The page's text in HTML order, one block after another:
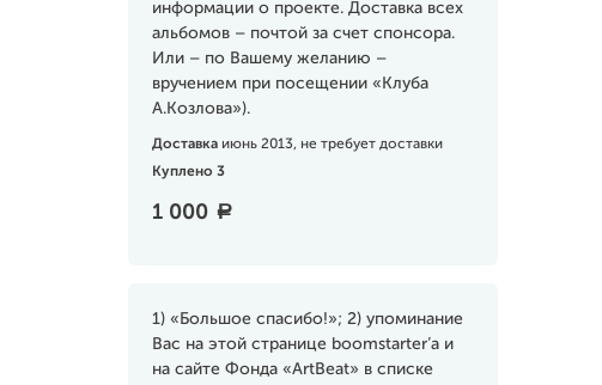
информации о проекте. Доставка всех
альбомов – почтой за счет спонсора.
Или – по Вашему желанию –
вручением при посещении «Клуба
А.Козлова»).
Доставка июнь 2013, не требует доставки
Куплено 3
1 000 a
1) «Большое спасибо!»; 2) упоминание
Вас на этой странице boomstarter’a и
на сайте Фонда «ArtBeat» в списке